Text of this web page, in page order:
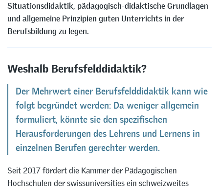
Situationsdidaktik, pädagogisch-didaktische Grundlagen
und allgemeine Prinzipien guten Unterrichts in der
Berufsbildung zu legen.
Weshalb Berufsfelddidaktik?
Der Mehrwert einer Berufsfelddidaktik kann wie
folgt begründet werden: Da weniger allgemein
formuliert, könnte sie den spezifischen
Herausforderungen des Lehrens und Lernens in
einzelnen Berufen gerechter werden.
Seit 2017 fördert die Kammer der Pädagogischen
Hochschulen der swissuniversities ein schweizweites